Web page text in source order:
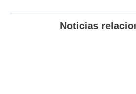
Noticias